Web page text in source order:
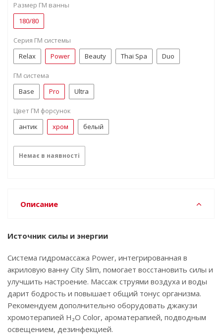
Размер ГМ ванны
180/80
Серия ГМ системы
Relax
Power Beauty Thai Spa Duo
ГМ система
Base
Pro Ultra
Цвет ГМ форсунок
антик
хром белый
Немає в наявності
Описание
Источник силы и энергии
Система гидромассажа Power, интегрированная в
акриловую ванну City Slim, помогает восстановить силы и
улучшить настроение. Массаж струями воздуха и воды
дарит бодрость и повышает общий тонус организма.
Рекомендуем дополнительно оборудовать джакузи
хромотерапией‌ ‌‌H₂O‌‌ ‌‌Color,‌‌ ‌‌ароматерапией,‌‌ ‌‌подводным‌
‌‌освещением,‌ ‌дезинфекцией.‌ ‌